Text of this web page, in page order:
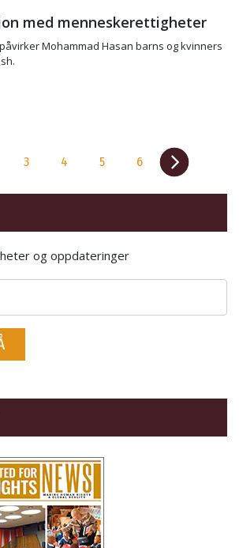
med menneskerettigheter
Mohammad Hasan barns og kvinners
3 4 5 6
og oppdateringer